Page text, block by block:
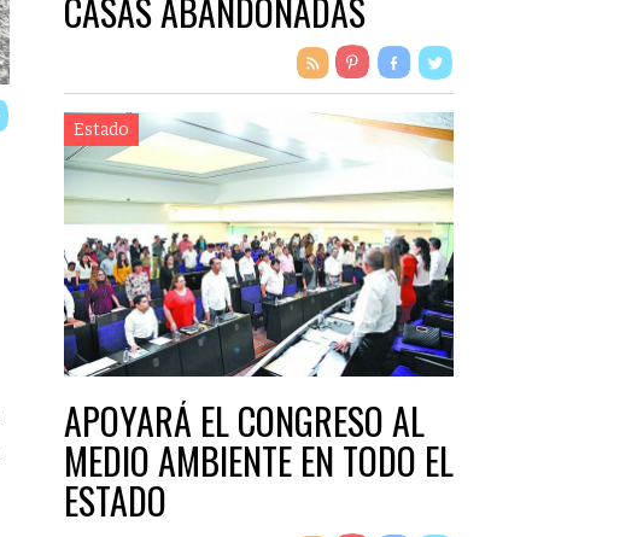
CASAS ABANDONADAS
Estado
APOYARÁ EL CONGRESO AL
MEDIO AMBIENTE EN TODO EL
ESTADO